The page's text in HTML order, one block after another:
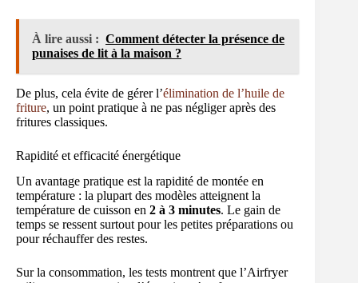
À lire aussi : Comment détecter la présence de
punaises de lit à la maison ?
De plus, cela évite de gérer l’élimination de l’huile de
friture, un point pratique à ne pas négliger après des
fritures classiques.
Rapidité et efficacité énergétique
Un avantage pratique est la rapidité de montée en
température : la plupart des modèles atteignent la
température de cuisson en 2 à 3 minutes. Le gain de
temps se ressent surtout pour les petites préparations ou
pour réchauffer des restes.
Sur la consommation, les tests montrent que l’Airfryer